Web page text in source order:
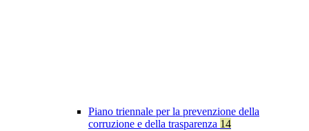
Piano triennale per la prevenzione della
corruzione e della trasparenza 14